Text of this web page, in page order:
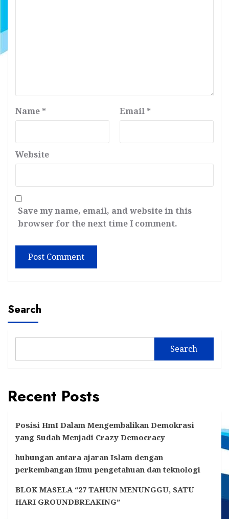
Name * Email *
Website
Save my name, email, and website in this
browser for the next time I comment.
Search
Search
Recent Posts
Posisi HmI Dalam Mengembalikan Demokrasi
yang Sudah Menjadi Crazy Democracy
hubungan antara ajaran Islam dengan
perkembangan ilmu pengetahuan dan teknologi
BLOK MASELA “27 TAHUN MENUNGGU, SATU
HARI GROUNDBREAKING”